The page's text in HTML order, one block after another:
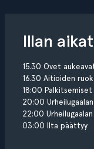
Illan
15.30 Ovet
16.30 Aitioiden
18:00 Palkitsemiset
20:00
22:00
03:00 Ilta päättyy